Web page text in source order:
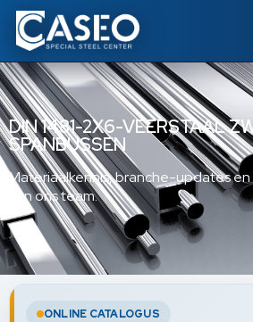
DIN 1481-2X6-VEERSTAAL
SPANBUSSEN
Materiaalkennis, branche-updates
van ons team.
ONLINE CATALOGUS